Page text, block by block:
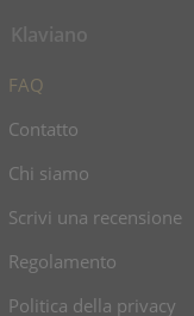
FAQ
Contatto
Chi siamo
Scrivi una recensione
Regolamento
Politica della privacy